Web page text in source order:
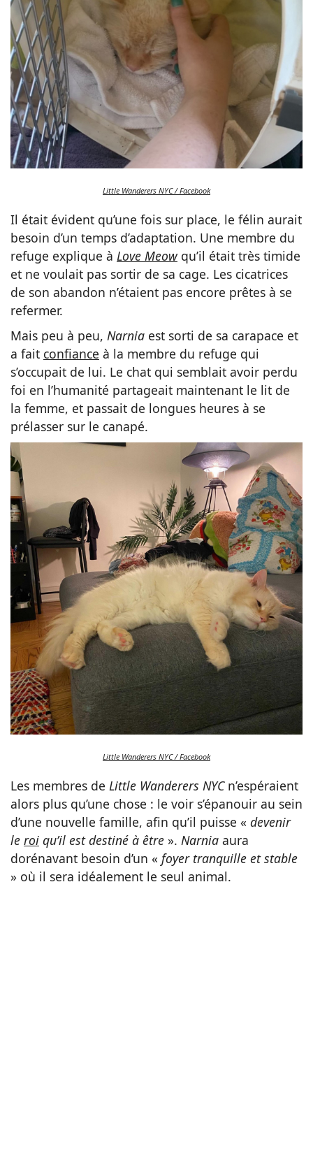
Little Wanderers NYC / Facebook
Il était évident qu’une fois sur place, le félin aurait
besoin d’un temps d’adaptation. Une membre du
refuge explique à Love Meowqu’il était très timide
et ne voulait pas sortir de sa cage. Les cicatrices
de son abandon n’étaient pas encore prêtes à se
refermer.
Mais peu à peu, Narnia est sorti de sa carapace et
a fait confiance à la membre du refuge qui
s’occupait de lui. Le chat qui semblait avoir perdu
foi en l’humanité partageait maintenant le lit de
la femme, et passait de longues heures à se
prélasser sur le canapé.
Little Wanderers NYC / Facebook
Les membres de Little Wanderers NYCn’espéraient
alors plus qu’une chose : le voir s’épanouir au sein
d’une nouvelle famille, afin qu’il puisse « devenir
le roi qu’il est destiné à être ». Narnia aura
dorénavant besoin d’un « foyer tranquille et stable
» où il sera idéalement le seul animal.